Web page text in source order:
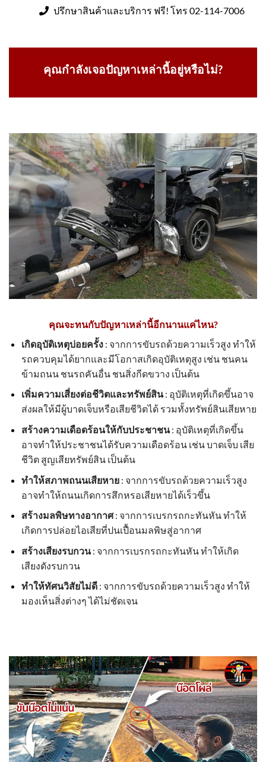
ปรึกษาสินค้าและบริการ ฟรี! โทร 02-114-7006
คุณกำลังเจอปัญหาเหล่านี้อยู่หรือไม่?
คุณจะทนกับปัญหาเหล่านี้อีกนานแค่ไหน?
เกิดอุบัติเหตุบ่อยครั้ง: จากการขับรถด้วยความเร็วสูง ทำให้
รถควบคุมได้ยากและมีโอกาสเกิดอุบัติเหตุสูง เช่น ชนคน
ข้ามถนน ชนรถคันอื่น ชนสิ่งกีดขวาง เป็นต้น
เพิ่มความเสี่ยงต่อชีวิตและทรัพย์สิน: อุบัติเหตุที่เกิดขึ้นอาจ
ส่งผลให้มีผู้บาดเจ็บหรือเสียชีวิตได้ รวมทั้งทรัพย์สินเสียหาย
สร้างความเดือดร้อนให้กับประชาชน: อุบัติเหตุที่เกิดขึ้น
อาจทำให้ประชาชนได้รับความเดือดร้อน เช่น บาดเจ็บ เสีย
ชีวิต สูญเสียทรัพย์สิน เป็นต้น
ทำให้สภาพถนนเสียหาย: จากการขับรถด้วยความเร็วสูง
อาจทำให้ถนนเกิดการสึกหรอเสียหายได้เร็วขึ้น
สร้างมลพิษทางอากาศ: จากการเบรกรถกะทันหัน ทำให้
เกิดการปล่อยไอเสียที่ปนเปื้อนมลพิษสู่อากาศ
สร้างเสียงรบกวน: จากการเบรกรถกะทันหัน ทำให้เกิด
เสียงดังรบกวน
ทำให้ทัศนวิสัยไม่ดี: จากการขับรถด้วยความเร็วสูง ทำให้
มองเห็นสิ่งต่างๆ ได้ไม่ชัดเจน